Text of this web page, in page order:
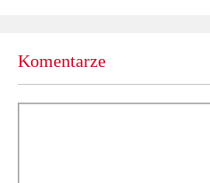
Komentarze